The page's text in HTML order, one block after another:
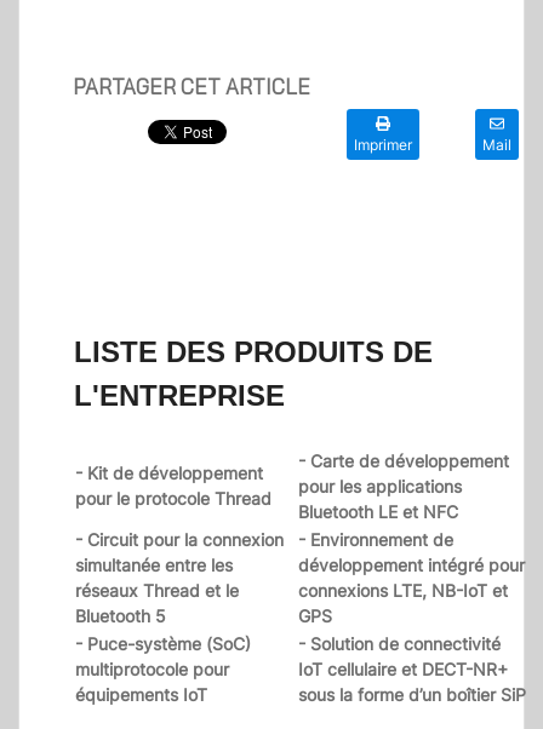
PARTAGER CET ARTICLE
Imprimer Mail
LISTE DES PRODUITS DE
L'ENTREPRISE
- Kit de développement
pour le protocole Thread
- Carte de développement
pour les applications
Bluetooth LE et NFC
- Circuit pour la connexion
simultanée entre les
réseaux Thread et le
Bluetooth 5
- Environnement de
développement intégré pour
connexions LTE, NB-IoT et
GPS
- Puce-système (SoC)
multiprotocole pour
équipements IoT
- Solution de connectivité
IoT cellulaire et DECT-NR+
sous la forme d’un boîtier SiP